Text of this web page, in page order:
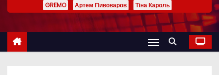
и
GREMO
Артем Пивоваров Тіна Кароль